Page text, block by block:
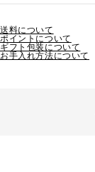
送料について
ポイントについて
ギフト包装について
お手入れ方法について